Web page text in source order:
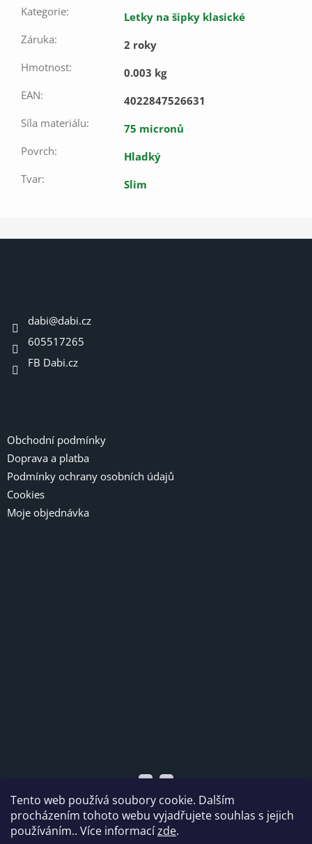
Tento web používá soubory cookie. Dalším
procházením tohoto webu vyjadřujete souhlas s jejich
používáním.. Více informacízde.
Kategorie:
Letky na šipky klasické
Záruka:
2 roky
Hmotnost:
0.003 kg
EAN:
4022847526631
Síla materiálu:
75 micronů
Povrch:
Hladký
Tvar: Slim
dabi@dabi.cz
605517265
FB Dabi.cz
Obchodní podmínky
Doprava a platba
Podmínky ochrany osobních údajů
Cookies
Moje objednávka